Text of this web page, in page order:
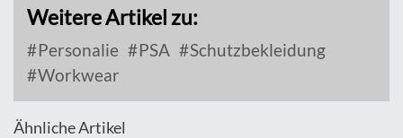
Weitere Artikel zu:
Personalie PSA
Schutzbekleidung
Workwear
Ähnliche Artikel